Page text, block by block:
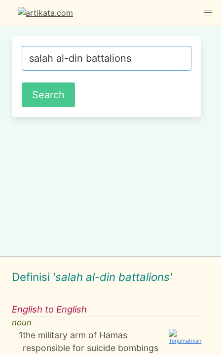
Definisi 'salah al-din battalions'
English to English
noun
1the military arm of Hamas
responsible for suicide bombings